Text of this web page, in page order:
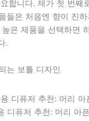
합니다. 제가 첫 번째
들은 처음엔 향이 진
은 제품을 선택하면
.
는 보틀 디자인
디퓨저 추천: 머리 아